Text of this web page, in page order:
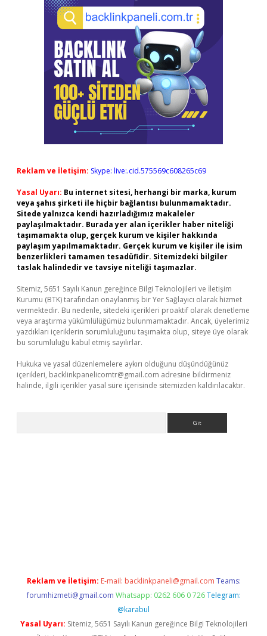
Reklam ve İletişim: Skype: live:.cid.575569c608265c69
Yasal Uyarı: Bu internet sitesi, herhangi bir marka, kurum
veya şahıs şirketi ile hiçbir bağlantısı bulunmamaktadır.
Sitede yalnızca kendi hazırladığımız makaleler
paylaşılmaktadır. Burada yer alan içerikler haber niteliği
taşımamakta olup, gerçek kurum ve kişiler hakkında
paylaşım yapılmamaktadır. Gerçek kurum ve kişiler ile isim
benzerlikleri tamamen tesadüfidir. Sitemizdeki bilgiler
taslak halindedir ve tavsiye niteliği taşımazlar.
Sitemiz, 5651 Sayılı Kanun gereğince Bilgi Teknolojileri ve İletişim
Kurumu (BTK) tarafından onaylanmış bir Yer Sağlayıcı olarak hizmet
vermektedir. Bu nedenle, sitedeki içerikleri proaktif olarak denetleme
veya araştırma yükümlülüğümüz bulunmamaktadır. Ancak, üyelerimiz
yazdıkları içeriklerin sorumluluğunu taşımakta olup, siteye üye olarak
bu sorumluluğu kabul etmiş sayılırlar.
Hukuka ve yasal düzenlemelere aykırı olduğunu düşündüğünüz
içerikleri, backlinkpanelicomtr@gmail.com adresine bildirmeniz
halinde, ilgili içerikler yasal süre içerisinde sitemizden kaldırılacaktır.
Reklam ve İletişim: E-mail: backlinkpaneli@gmail.com Teams:
forumhizmeti@gmail.com Whatsapp: 0262 606 0 726 Telegram:
@karabul
Yasal Uyarı: Sitemiz, 5651 Sayılı Kanun gereğince Bilgi Teknolojileri